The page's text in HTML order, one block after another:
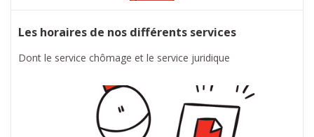
Les horaires de nos différents services
Dont le service chômage et le service juridique